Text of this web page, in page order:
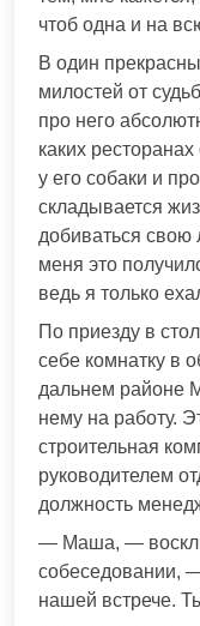
чтоб одна и на
В один
милостей от
про него
каких
у его собаки и
складывается
добиваться свою
меня это
ведь я только
По приезду в
себе комнатку в
дальнем районе
нему на работу.
строительная
руководителем
должность
— Маша, —
собеседовании,
нашей встрече.